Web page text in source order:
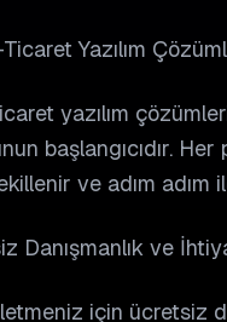
Yazılım
yazılım
başlangıcıdır.
ve adım adım
Danışmanlık ve
için ücretsiz